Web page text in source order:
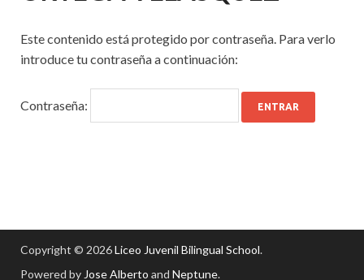
Este contenido está protegido por contraseña. Para verlo
introduce tu contraseña a continuación:
Contraseña:
Copyright © 2026Liceo Juvenil Bilingual School.
Powered by Jose Alberto and Neptune.